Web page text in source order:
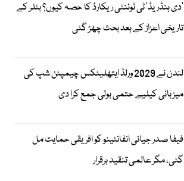
’دی ہنڈریڈ‘ ٹی ٹوئنٹی ریکارڈ کا حصہ کیوں؟ بٹلر کے
تاریخی اعزاز کے بعد بحث چھڑ گئی
لندن نے 2029 ورلڈ ایتھلیٹکس چیمپئن شپ کی
میزبانی کیلیے حتمی بولی جمع کرا دی
فیفا صدر جیانی انفانٹینو کو افریقی حمایت مل
گئی، مگر عالمی تنقید برقرار